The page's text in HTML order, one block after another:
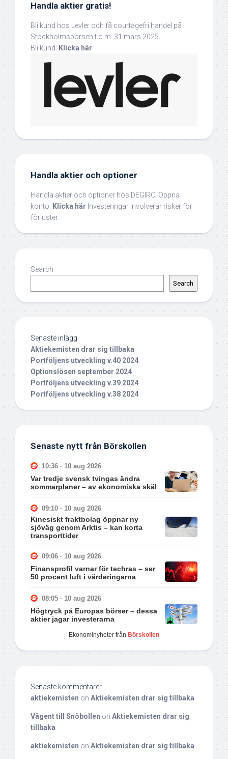
Handla aktier gratis!
Bli kund hos Levler och få courtagefri handel på
Stockholmsbörsen t.o.m. 31 mars 2025.
Bli kund: Klicka här
Handla aktier och optioner
Handla aktier och optioner hos DEGIRO. Öppna
konto: Klicka här Investeringar involverar risker för
förluster.
Search
Search
Senaste inlägg
Aktiekemisten drar sig tillbaka
Portföljens utveckling v.40 2024
Optionslösen september 2024
Portföljens utveckling v.39 2024
Portföljens utveckling v.38 2024
Senaste nytt från Börskollen
10:36 · 10 aug 2026
Var tredje svensk tvingas ändra
sommarplaner – av ekonomiska skäl
09:10 · 10 aug 2026
Kinesiskt fraktbolag öppnar ny
sjöväg genom Arktis – kan korta
transporttider
09:06 · 10 aug 2026
Finansprofil varnar för techras – ser
50 procent luft i värderingarna
08:05 · 10 aug 2026
Högtryck på Europas börser – dessa
aktier jagar investerarna
Ekonominyheter från Börskollen
Senaste kommentarer
aktiekemisten on Aktiekemisten drar sig tillbaka
Vägent till Snöbollen on Aktiekemisten drar sig
tillbaka
aktiekemisten on Aktiekemisten drar sig tillbaka